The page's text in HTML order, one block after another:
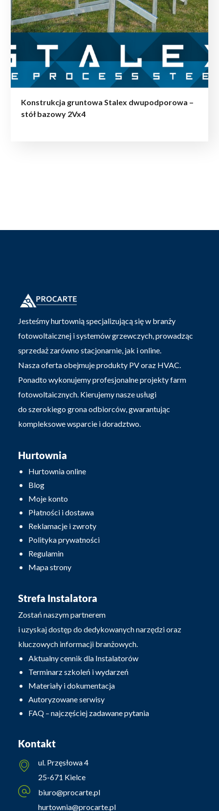
Konstrukcja gruntowa Stalex dwupodporowa –
stół bazowy 2Vx4
Jesteśmy hurtownią specjalizującą się w branży
fotowoltaicznej i systemów grzewczych, prowadząc
sprzedaż zarówno stacjonarnie, jak i online.
Nasza oferta obejmuje produkty PV oraz HVAC.
Ponadto wykonujemy profesjonalne projekty farm
fotowoltaicznych. Kierujemy nasze usługi
do szerokiego grona odbiorców, gwarantując
kompleksowe wsparcie i doradztwo.
Hurtownia
Hurtownia online
Blog
Moje konto
Płatności i dostawa
Reklamacje i zwroty
Polityka prywatności
Regulamin
Mapa strony
Strefa Instalatora
Zostań naszym partnerem
i uzyskaj dostęp do dedykowanych narzędzi oraz
kluczowych informacji branżowych.
Aktualny cennik dla Instalatorów
Terminarz szkoleń i wydarzeń
Materiały i dokumentacja
Autoryzowane serwisy
FAQ – najczęściej zadawane pytania
Kontakt
ul. Przęsłowa 4
25-671 Kielce
biuro@procarte.pl
hurtownia@procarte.pl